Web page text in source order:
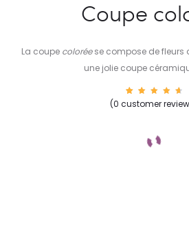
Coupe
La coupe coloréese compose de fleurs
une jolie coupe
Rated
4.82
on
17
custom
er
(0 customer